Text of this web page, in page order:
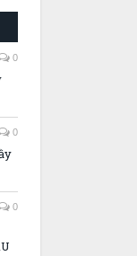
0
0
0